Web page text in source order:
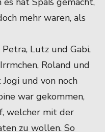
mehr waren, als
Lutz und Gabi,
Roland und
und von noch
war gekommen,
welcher mit der
zu wollen. So